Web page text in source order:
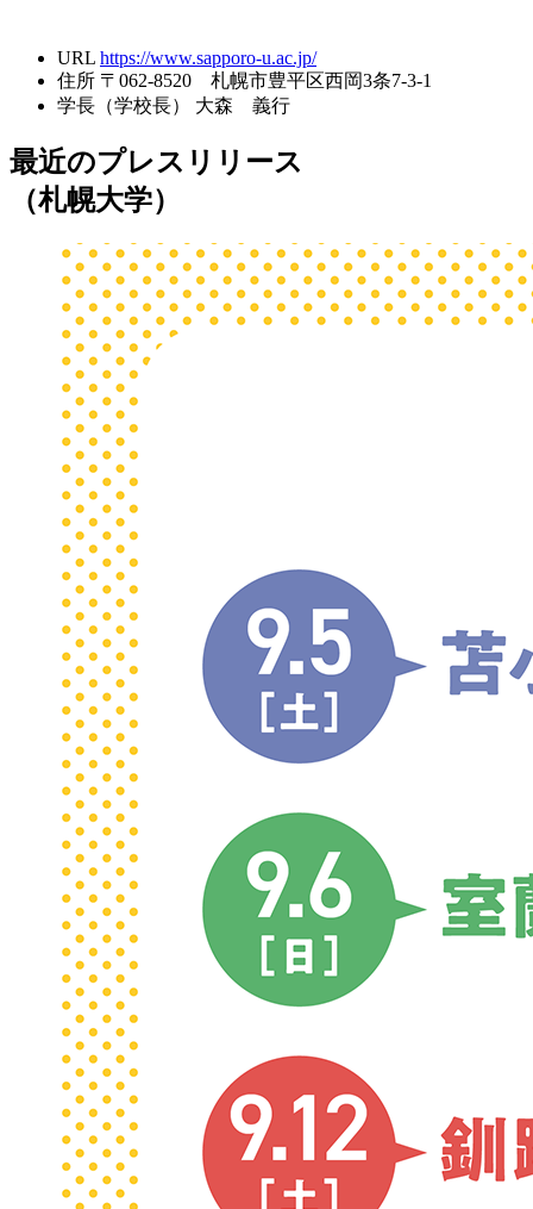
URL https://www.sapporo-u.ac.jp/
住所 〒062-8520 札幌市豊平区西岡3条7-3-1
学長（学校長）
大森 義行
最近のプレスリリース
（札幌大学）